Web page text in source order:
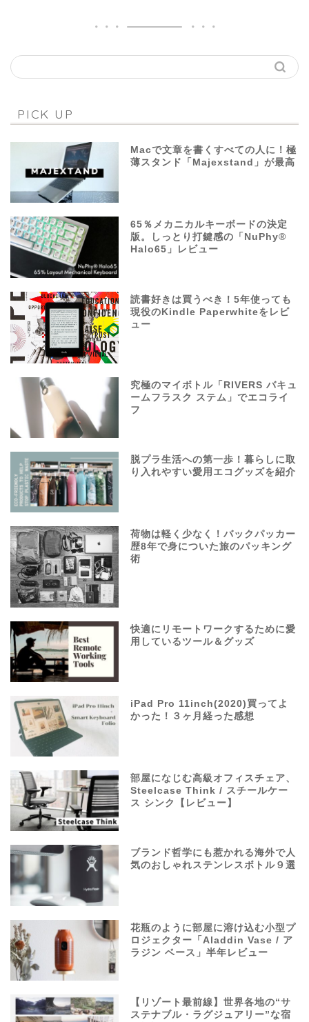
PICK UP
Macで文章を書くすべての人に！極
薄スタンド「Majexstand」が最高
65％メカニカルキーボードの決定
版。しっとり打鍵感の「NuPhy®
Halo65」レビュー
読書好きは買うべき！5年使っても
現役のKindle Paperwhiteをレビ
ュー
究極のマイボトル「RIVERS バキュ
ームフラスク ステム」でエコライ
フ
脱プラ生活への第一歩！暮らしに取
り入れやすい愛用エコグッズを紹介
荷物は軽く少なく！バックパッカー
歴8年で身についた旅のパッキング
術
快適にリモートワークするために愛
用しているツール＆グッズ
iPad Pro 11inch(2020)買ってよ
かった！３ヶ月経った感想
部屋になじむ高級オフィスチェア、
Steelcase Think / スチールケー
ス シンク【レビュー】
ブランド哲学にも惹かれる海外で人
気のおしゃれステンレスボトル９選
花瓶のように部屋に溶け込む小型プ
ロジェクター「Aladdin Vase / ア
ラジン ベース」半年レビュー
【リゾート最前線】世界各地の“サ
ステナブル・ラグジュアリー”な宿